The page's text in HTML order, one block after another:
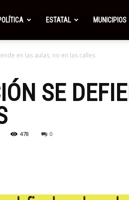
ESTATAL MUNICIPIOS
en las aulas, no en las calles
SE
478 0